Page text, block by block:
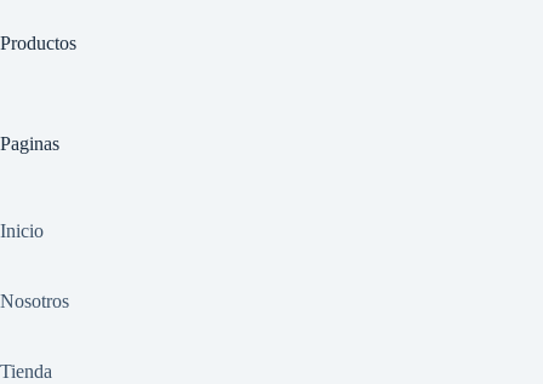
Productos
Paginas
Inicio
Nosotros
Tienda